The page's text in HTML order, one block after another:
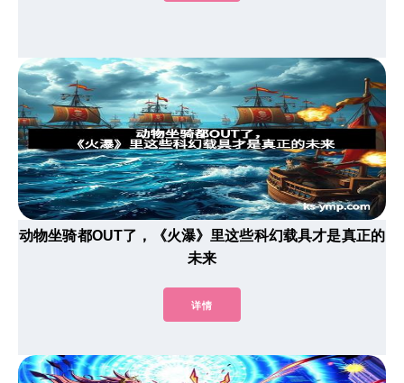
动物坐骑都OUT了，《火瀑》里这些科幻载具才是真正的
未来
详情